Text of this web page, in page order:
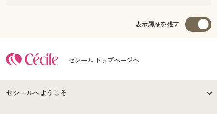
表示履歴を残す
セシール トップページへ
セシールへようこそ